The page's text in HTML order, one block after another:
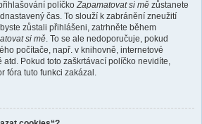
políčko Zapamatovat si mě zůstanete
čas. To slouží k zabránění zneužití
zůstali přihlášeni, zatrhněte během
si mě . To se ale nedoporučuje, pokud
počítače, např. v knihovně, internetové
Pokud toto zaškrtávací políčko nevidíte,
fóra tuto funkci zakázal.